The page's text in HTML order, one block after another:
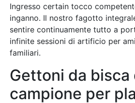
Ingresso certain tocco
inganno. Il nostro fagotto
sentire continuamente tutto a
infinite sessioni di artificio per
familiari.
Gettoni da bisca
campione per